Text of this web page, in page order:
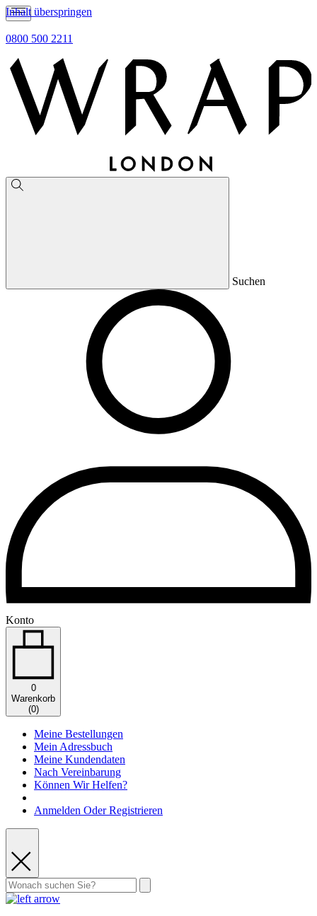
Inhalt überspringen
0800 500 2211
Suchen
Konto
0
Warenkorb
(0)
Meine Bestellungen
Mein Adressbuch
Meine Kundendaten
Nach Vereinbarung
Können Wir Helfen?
Anmelden Oder Registrieren